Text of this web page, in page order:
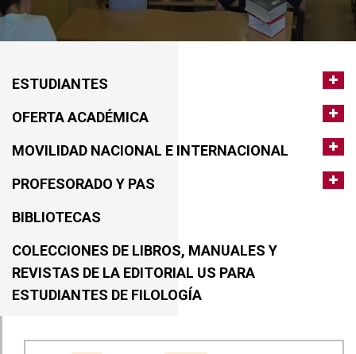
ESTUDIANTES
OFERTA ACADÉMICA
MOVILIDAD NACIONAL E INTERNACIONAL
PROFESORADO Y PAS
BIBLIOTECAS
COLECCIONES DE LIBROS, MANUALES Y
REVISTAS DE LA EDITORIAL US PARA
ESTUDIANTES DE FILOLOGÍA